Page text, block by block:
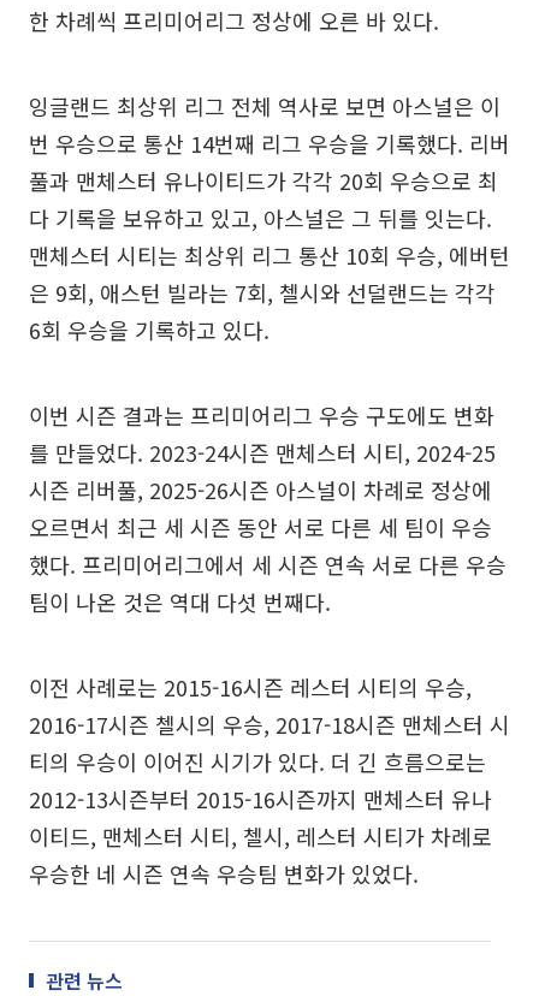
한 차례씩 프리미어리그 정상에 오른 바 있다.
잉글랜드 최상위 리그 전체 역사로 보면 아스널은 이
번 우승으로 통산 14번째 리그 우승을 기록했다. 리버
풀과 맨체스터 유나이티드가 각각 20회 우승으로 최
다 기록을 보유하고 있고, 아스널은 그 뒤를 잇는다.
맨체스터 시티는 최상위 리그 통산 10회 우승, 에버턴
은 9회, 애스턴 빌라는 7회, 첼시와 선덜랜드는 각각
6회 우승을 기록하고 있다.
이번 시즌 결과는 프리미어리그 우승 구도에도 변화
를 만들었다. 2023-24시즌 맨체스터 시티, 2024-25
시즌 리버풀, 2025-26시즌 아스널이 차례로 정상에
오르면서 최근 세 시즌 동안 서로 다른 세 팀이 우승
했다. 프리미어리그에서 세 시즌 연속 서로 다른 우승
팀이 나온 것은 역대 다섯 번째다.
이전 사례로는 2015-16시즌 레스터 시티의 우승,
2016-17시즌 첼시의 우승, 2017-18시즌 맨체스터 시
티의 우승이 이어진 시기가 있다. 더 긴 흐름으로는
2012-13시즌부터 2015-16시즌까지 맨체스터 유나
이티드, 맨체스터 시티, 첼시, 레스터 시티가 차례로
우승한 네 시즌 연속 우승팀 변화가 있었다.
관련 뉴스